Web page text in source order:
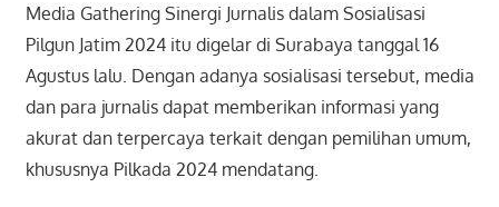
Media Gathering Sinergi Jurnalis dalam Sosialisasi
Pilgun Jatim 2024 itu digelar di Surabaya tanggal 16
Agustus lalu. Dengan adanya sosialisasi tersebut, media
dan para jurnalis dapat memberikan informasi yang
akurat dan terpercaya terkait dengan pemilihan umum,
khususnya Pilkada 2024 mendatang.